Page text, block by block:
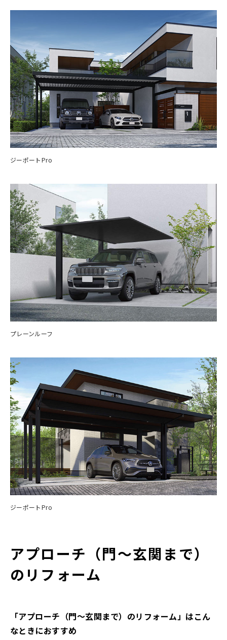
ジーポートPro
プレーンルーフ
ジーポートPro
アプローチ（門～玄関まで）
のリフォーム
「アプローチ（門～玄関まで）のリフォーム」はこん
なときにおすすめ